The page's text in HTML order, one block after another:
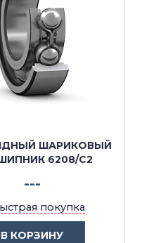
6208/C2